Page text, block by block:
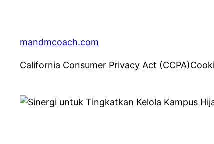
content
mandmcoach.com
California Consumer Privacy Act (CCPA)